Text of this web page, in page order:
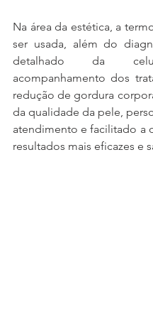
Na área da estética, a
ser usada, além do
detalhado da
acompanhamento dos
redução de gordura
da qualidade da pele,
atendimento e facilitado a
resultados mais eficazes e